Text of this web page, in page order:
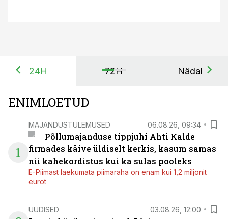
24H 72H Nädal
ENIMLOETUD
1
MAJANDUSTULEMUSED 06.08.26, 09:34
Põllumajanduse tippjuhi Ahti Kalde
firmades käive üldiselt kerkis, kasum samas
nii kahekordistus kui ka sulas pooleks
E-Piimast laekumata piimaraha on enam kui 1,2 miljonit
eurot
UUDISED 03.08.26, 12:00